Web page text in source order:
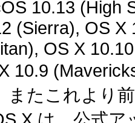
10.13 (High
(Sierra), OS X
OS X
10.9
またこれより